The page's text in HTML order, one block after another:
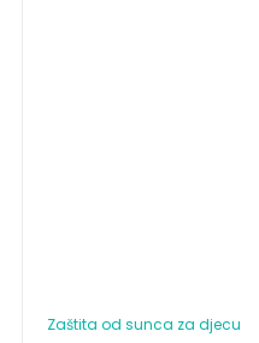
Zaštita od sunca za djecu